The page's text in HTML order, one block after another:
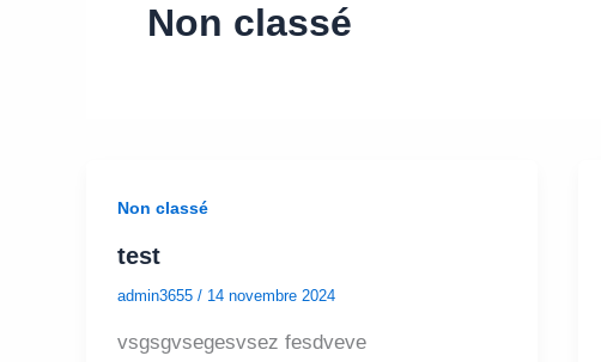
Non classé
Non classé
test
admin3655 / 14 novembre 2024
vsgsgvsegesvsez fesdveve